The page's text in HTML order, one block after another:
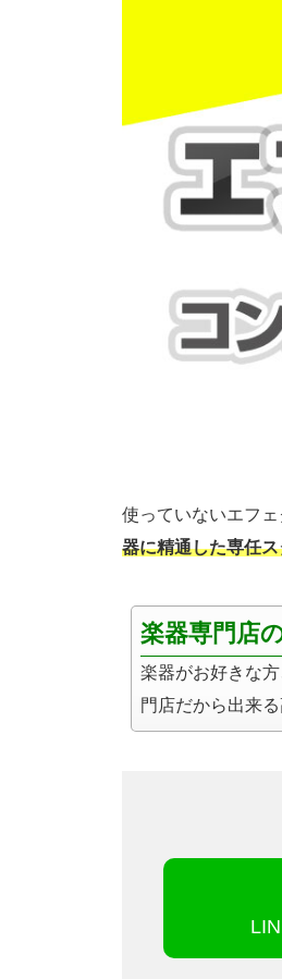
使っていないエフ
器に精通した専任
楽器専門店
楽器がお好きな
門店だから出来